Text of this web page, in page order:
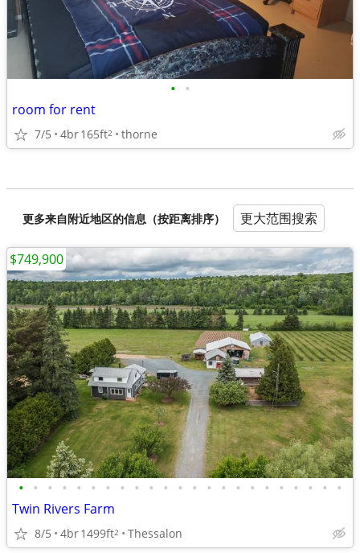
• •
room for rent
7/5 4br165ft2 thorne
更多来自附近地区的信息（按距离排序） 更大范围搜索
• • • • • • • • • • • • • • • • • • • • • • •
Twin Rivers Farm
8/5 4br1499ft2 Thessalon
$749,900